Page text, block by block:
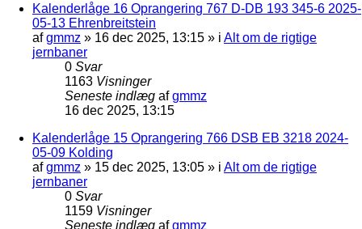
Kalenderlåge 16 Oprangering 767 D-DB 193 345-6 2025-
05-13 Ehrenbreitstein
afgmmz » 16 dec 2025, 13:15 » i Alt om de rigtige
jernbaner
0 Svar
1163 Visninger
Seneste indlæg afgmmz
16 dec 2025, 13:15
Kalenderlåge 15 Oprangering 766 DSB EB 3218 2024-
05-09 Kolding
afgmmz » 15 dec 2025, 13:05 » i Alt om de rigtige
jernbaner
0 Svar
1159 Visninger
Seneste indlæg afgmmz